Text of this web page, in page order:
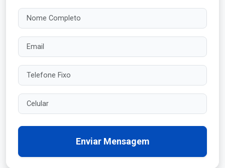
Nome Completo
Email
Telefone Fixo
Celular
Enviar Mensagem